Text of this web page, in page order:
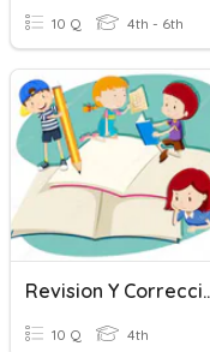
10 Q 4th - 6th
Revision Y
10 Q 4th